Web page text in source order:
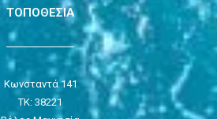
ΤΟΠΟΘΕΣΙΑ
Κωνσταντά 141
ΤΚ: 38221